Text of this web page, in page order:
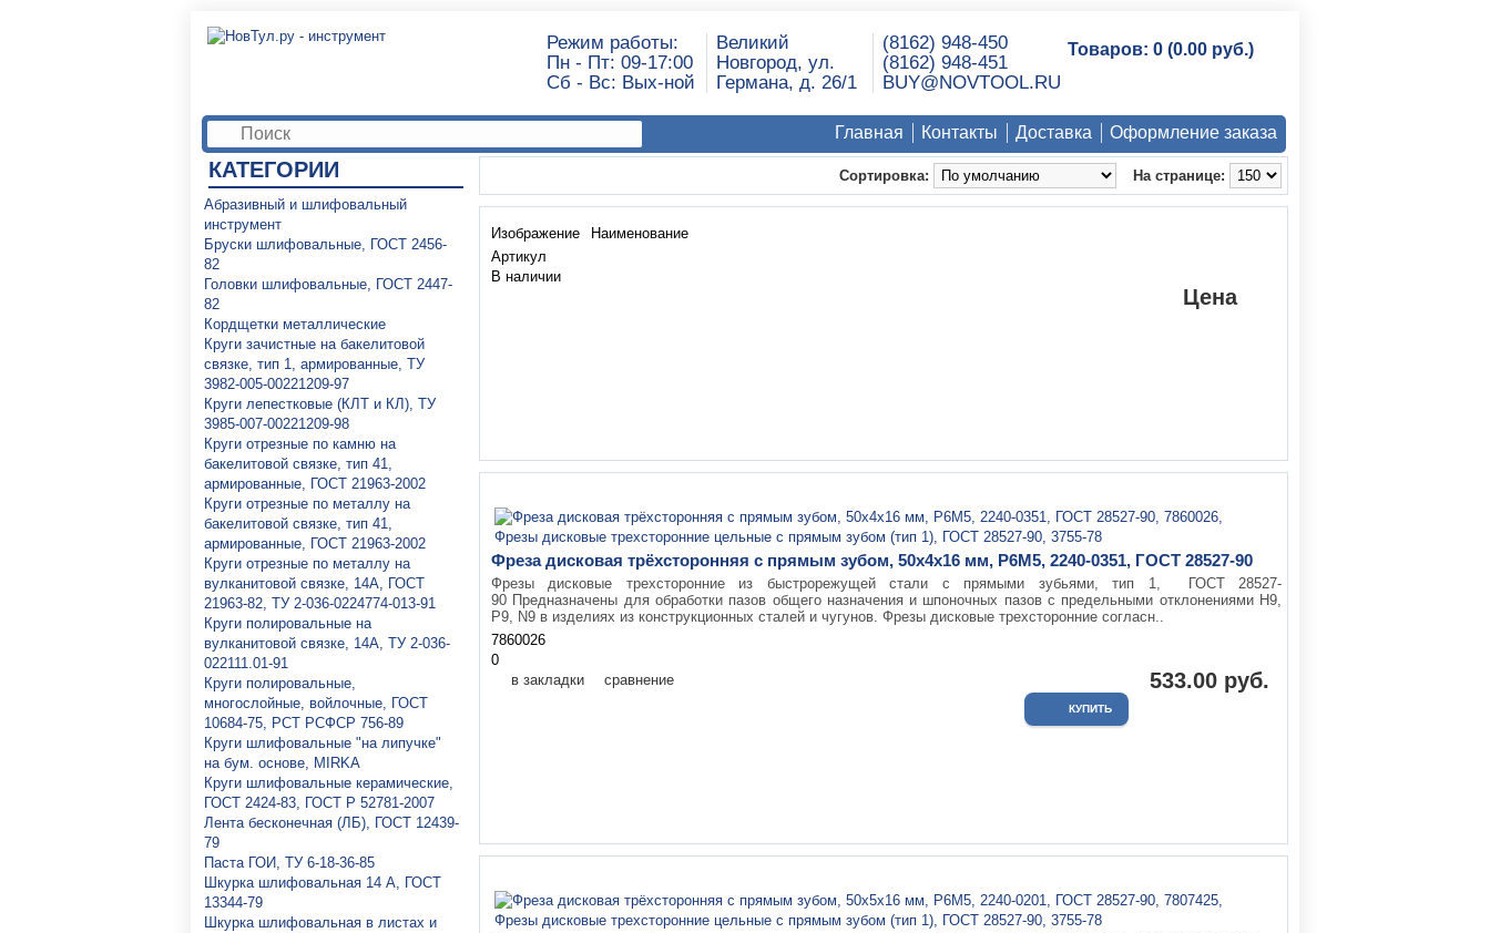
Режим работы:
Пн - Пт: 09-17:00
Сб - Вс: Вых-ной
Великий
Новгород, ул.
Германа, д. 26/1
(8162) 948-450
(8162) 948-451
BUY@NOVTOOL.RU
Товаров: 0 (0.00 руб.)
Главная Контакты Доставка Оформление заказа
КАТЕГОРИИ
Абразивный и шлифовальный
инструмент
Бруски шлифовальные, ГОСТ 2456-
82
Головки шлифовальные, ГОСТ 2447-
82
Кордщетки металлические
Круги зачистные на бакелитовой
связке, тип 1, армированные, ТУ
3982-005-00221209-97
Круги лепестковые (КЛТ и КЛ), ТУ
3985-007-00221209-98
Круги отрезные по камню на
бакелитовой связке, тип 41,
армированные, ГОСТ 21963-2002
Круги отрезные по металлу на
бакелитовой связке, тип 41,
армированные, ГОСТ 21963-2002
Круги отрезные по металлу на
вулканитовой связке, 14А, ГОСТ
21963-82, ТУ 2-036-0224774-013-91
Круги полировальные на
вулканитовой связке, 14А, ТУ 2-036-
022111.01-91
Круги полировальные,
многослойные, войлочные, ГОСТ
10684-75, РСТ РСФСР 756-89
Круги шлифовальные "на липучке"
на бум. основе, MIRKA
Круги шлифовальные керамические,
ГОСТ 2424-83, ГОСТ P 52781-2007
Лента бесконечная (ЛБ), ГОСТ 12439-
79
Паста ГОИ, ТУ 6-18-36-85
Шкурка шлифовальная 14 А, ГОСТ
13344-79
Шкурка шлифовальная в листах и
На странице:
Сортировка:
Изображение
Наименование
Артикул
В наличии
Цена
Фреза дисковая трёхсторонняя с прямым зубом, 50х4х16 мм, Р6М5, 2240-0351, ГОСТ 28527-90
Фрезы дисковые трехсторонние из быстрорежущей стали с прямыми зубьями, тип 1, ГОСТ 28527-
90 Предназначены для обработки пазов общего назначения и шпоночных пазов с предельными отклонениями Н9,
Р9, N9 в изделиях из конструкционных сталей и чугунов. Фрезы дисковые трехсторонние согласн..
7860026
0
533.00 руб.
в закладки сравнение